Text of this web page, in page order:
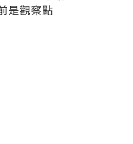
是觀察點